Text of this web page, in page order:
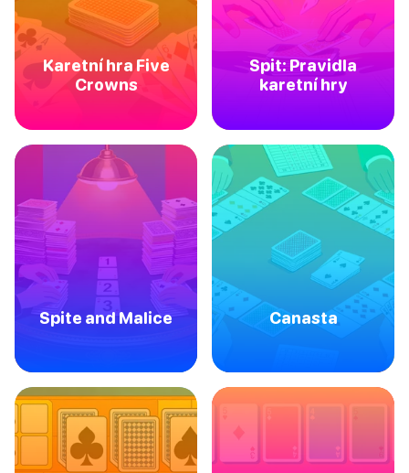
Karetní hra Five
Crowns
Spit: Pravidla
karetní hry
Spite and Malice Canasta